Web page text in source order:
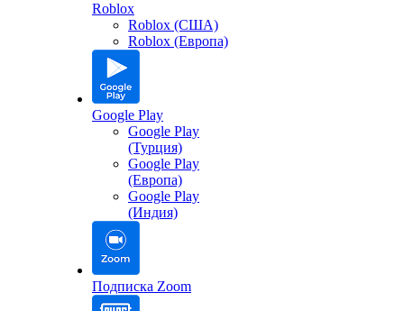
Roblox
Roblox (США)
Roblox (Европа)
Google Play
Google Play
(Турция)
Google Play
(Европа)
Google Play
(Индия)
Подписка Zoom